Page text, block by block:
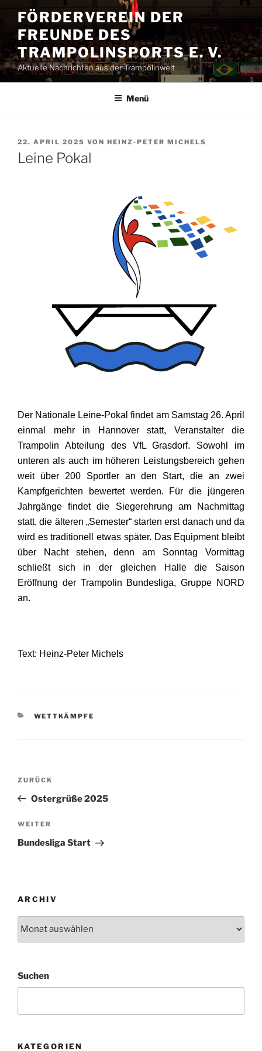
Inhalt
springen
FÖRDERVEREIN DER
FREUNDE DES
TRAMPOLINSPORTS E. V.
Aktuelle Nachrichten aus der Trampolinwelt
Menü
VERÖFFENTLICHT
AM
22. APRIL 2025 VON HEINZ-PETER MICHELS
Leine Pokal
Der Nationale Leine-Pokal findet am Samstag 26. April
einmal mehr in Hannover statt, Veranstalter die
Trampolin Abteilung des VfL Grasdorf. Sowohl im
unteren als auch im höheren Leistungsbereich gehen
weit über 200 Sportler an den Start, die an zwei
Kampfgerichten bewertet werden. Für die jüngeren
Jahrgänge findet die Siegerehrung am Nachmittag
statt, die älteren „Semester“ starten erst danach und da
wird es traditionell etwas später. Das Equipment bleibt
über Nacht stehen, denn am Sonntag Vormittag
schließt sich in der gleichen Halle die Saison
Eröffnung der Trampolin Bundesliga, Gruppe NORD
an.
Text: Heinz-Peter Michels
KATEGORIEN
WETTKÄMPFE
Beitragsnavigation
Vorheriger
Beitrag
ZURÜCK
Ostergrüße 2025
Nächster
Beitrag
WEITER
Bundesliga Start
ARCHIV
Suchen
KATEGORIEN